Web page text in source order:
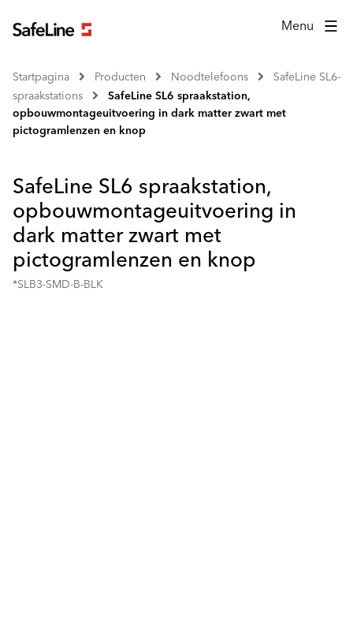
Menu
Startpagina Producten Noodtelefoons
SafeLine SL6-
spraakstations
SafeLine SL6 spraakstation,
opbouwmontageuitvoering in dark matter zwart met
pictogramlenzen en knop
SafeLine SL6 spraakstation,
opbouwmontageuitvoering in
dark matter zwart met
pictogramlenzen en knop
*SLB3-SMD-B-BLK